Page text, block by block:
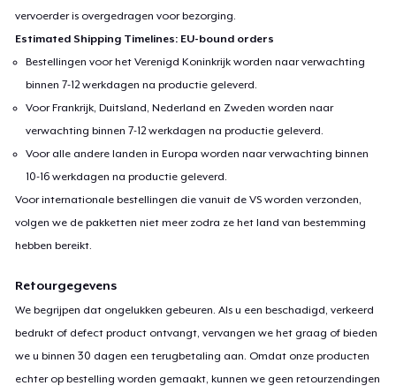
vervoerder is overgedragen voor bezorging.
Estimated Shipping Timelines: EU-bound orders
Bestellingen voor het Verenigd Koninkrijk worden naar verwachting
binnen 7-12 werkdagen na productie geleverd.
Voor Frankrijk, Duitsland, Nederland en Zweden worden naar
verwachting binnen 7-12 werkdagen na productie geleverd.
Voor alle andere landen in Europa worden naar verwachting binnen
10-16 werkdagen na productie geleverd.
Voor internationale bestellingen die vanuit de VS worden verzonden,
volgen we de pakketten niet meer zodra ze het land van bestemming
hebben bereikt.
Retourgegevens
We begrijpen dat ongelukken gebeuren. Als u een beschadigd, verkeerd
bedrukt of defect product ontvangt, vervangen we het graag of bieden
we u binnen 30 dagen een terugbetaling aan. Omdat onze producten
echter op bestelling worden gemaakt, kunnen we geen retourzendingen